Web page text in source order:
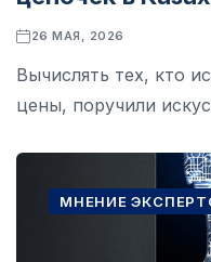
26 МАЯ, 2026
Вычислять тех, кто
цены, поручили
МНЕНИЕ